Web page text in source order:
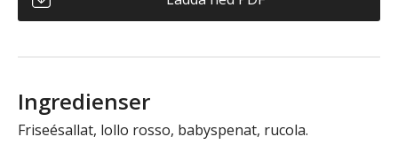
Ingredienser
Friseésallat, lollo rosso, babyspenat, rucola.